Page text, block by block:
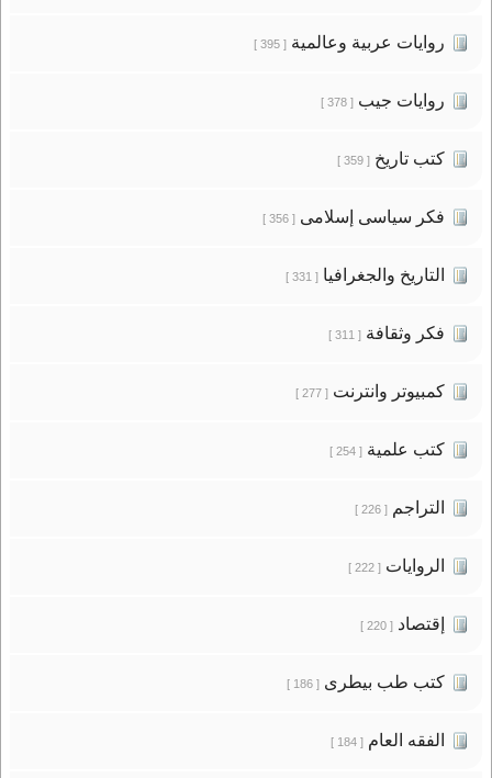
روايات عربية وعالمية[ 395 ]
روايات جيب[ 378 ]
كتب تاريخ[ 359 ]
فكر سياسى إسلامى[ 356 ]
التاريخ والجغرافيا[ 331 ]
فكر وثقافة[ 311 ]
كمبيوتر وانترنت[ 277 ]
كتب علمية[ 254 ]
التراجم[ 226 ]
الروايات[ 222 ]
إقتصاد[ 220 ]
كتب طب بيطرى[ 186 ]
الفقه العام[ 184 ]